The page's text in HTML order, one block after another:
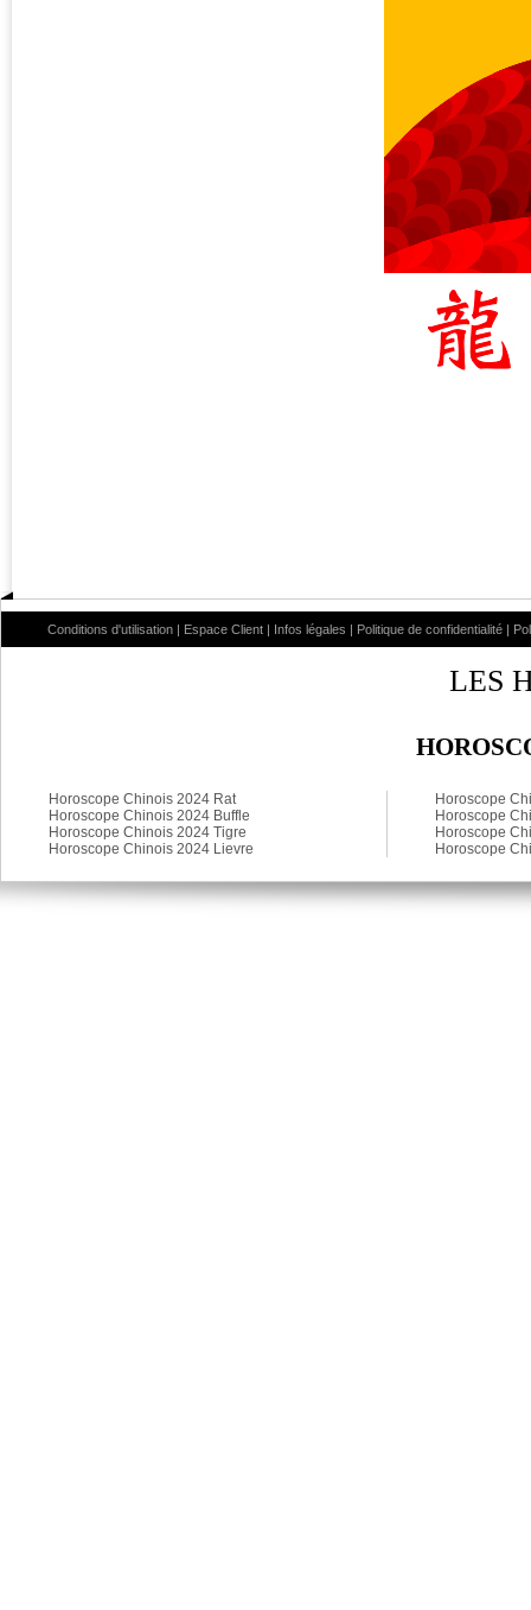
Conditions d'utilisation | Espace Client | Infos légales | Politique de confidentialité |
LES
Horoscope Chinois 2024 Rat
Horoscope Chinois 2024 Buffle
Horoscope Chinois 2024 Tigre
Horoscope Chinois 2024 Lievre
Horoscope
Horoscope
Horoscope
Horoscope